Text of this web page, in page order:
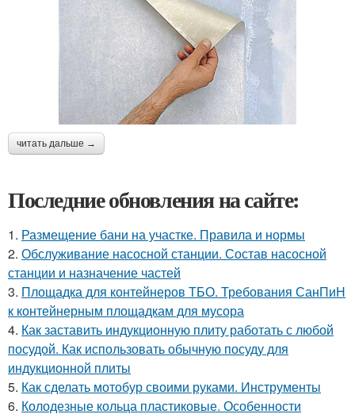
читать дальше →
Последние обновления на сайте:
1. Размещение бани на участке. Правила и нормы
2. Обслуживание насосной станции. Состав насосной
станции и назначение частей
3. Площадка для контейнеров ТБО. Требования СанПиН
к контейнерным площадкам для мусора
4. Как заставить индукционную плиту работать с любой
посудой. Как использовать обычную посуду для
индукционной плиты
5. Как сделать мотобур своими руками. Инструменты
6. Колодезные кольца пластиковые. Особенности